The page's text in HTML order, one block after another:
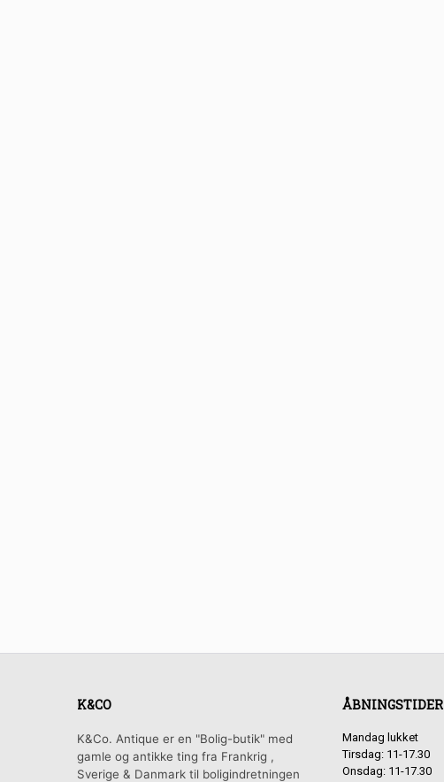
K&CO
K&Co. Antique er en "Bolig-butik" med
gamle og antikke ting fra Frankrig ,
Sverige & Danmark til boligindretningen
ÅBNINGSTIDER
Mandag lukket
Tirsdag: 11-17.30
Onsdag: 11-17.30